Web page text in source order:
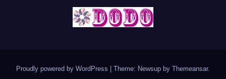
Proudly powered by WordPress Theme: Newsup by Themeansar.